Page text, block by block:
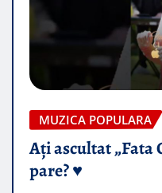
MUZICA POPULARA
Ați ascultat „Fata
pare? ♥️